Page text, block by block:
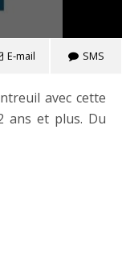
E-mail SMS
avec cette
ans et plus. Du